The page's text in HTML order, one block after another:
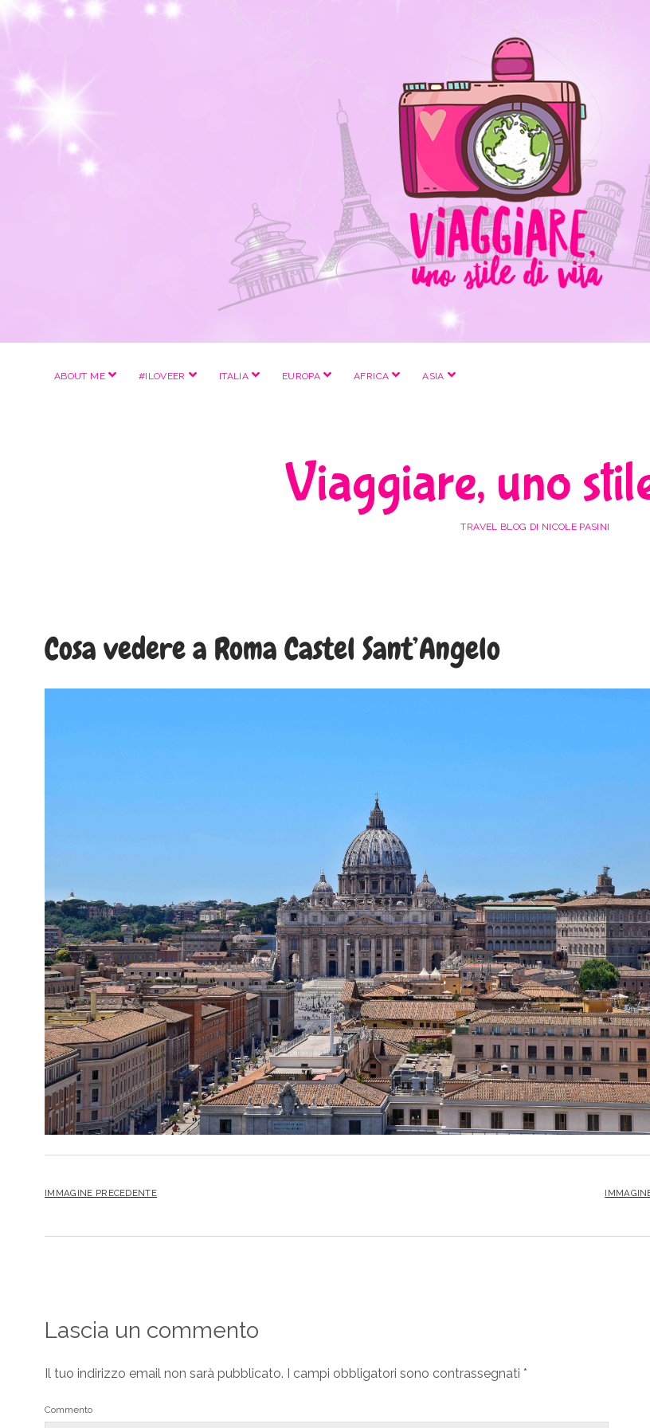
ABOUT ME apri
#ILOVEER apri
ITALIA apri
EUROPA apri
AFRICA apri
ASIA apri
Viaggiare, uno
TRAVEL BLOG DI NICOLE PASINI
Cosa vedere a Roma Castel Sant’Angelo
IMMAGINE PRECEDENTE
Lascia un commento
Il tuo indirizzo email non sarà pubblicato. I campi obbligatori sono contrassegnati *
Commento